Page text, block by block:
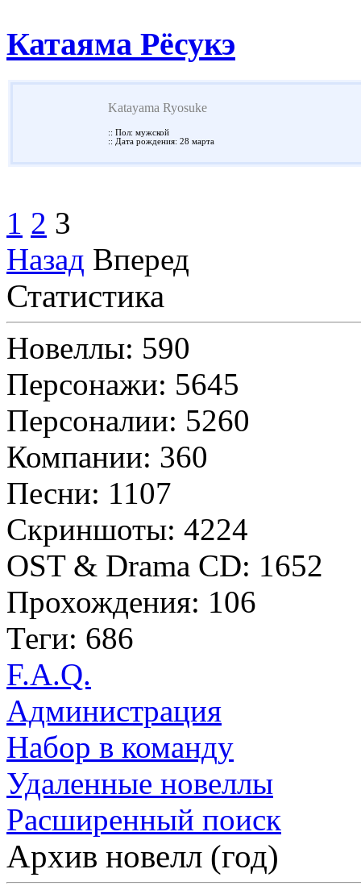
Катаяма Рёсукэ
Katayama Ryosuke
:: Пол: мужской
:: Дата рождения: 28 марта
1 2 3
Назад Вперед
Статистика
Новеллы: 590
Персонажи: 5645
Персоналии: 5260
Компании: 360
Песни: 1107
Скриншоты: 4224
OST & Drama CD: 1652
Прохождения: 106
Теги: 686
F.A.Q.
Администрация
Набор в команду
Удаленные новеллы
Расширенный поиск
Архив новелл (год)